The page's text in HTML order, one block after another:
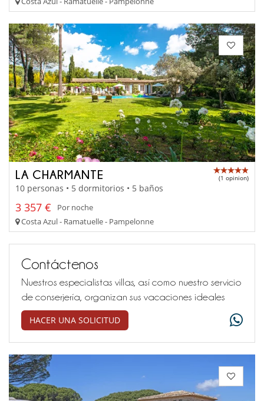
LA CHARMANTE (1 opinion)
10 personas • 5 dormitorios • 5 baños
3 357 €
Por noche
Costa Azul - Ramatuelle - Pampelonne
Contáctenos
Nuestros especialistas villas, así como nuestro servicio
de conserjería, organizan sus vacaciones ideales
HACER UNA SOLICITUD